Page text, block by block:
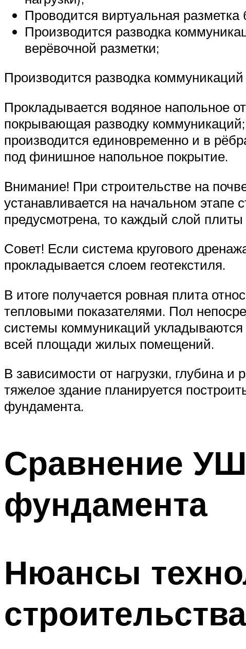
Проводится виртуальная
Производится разводка
верёвочной разметки;
Производится разводка
Прокладывается водяное напольное
покрывающая разводку
производится единовременно и в
под финишное напольное покрытие.
Внимание! При строительстве на
устанавливается на начальном этапе
предусмотрена, то каждый слой плиты
Совет! Если система кругового
прокладывается слоем геотекстиля.
В итоге получается ровная плита
тепловыми показателями. Пол
системы коммуникаций
всей площади жилых помещений.
В зависимости от нагрузки, глубина
тяжелое здание планируется
фундамента.
Сравнение
фундамента
Нюансы
строительства